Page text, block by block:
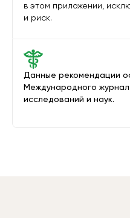
Данные рекомендации
Международного
исследований и наук.
в этом приложении,
и риск.